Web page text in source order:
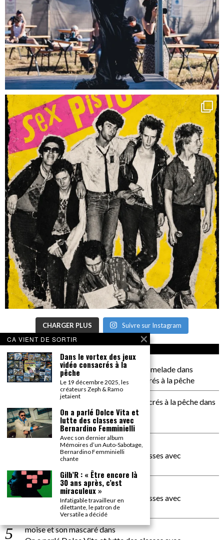
CHARGER PLUS Suivre sur Instagram
il a pas de genoux Messi comme P comeladedans
Dans le vortex des jeux vidéo consacrés à la pêche
Dans le vortex des jeux vidéos consacrés à la pêchedans
PACÔME THIELLEMENT
La séance d’Hip Gnose
dans
On a parlé Dolce Vita et lutte des classes avec
carte noire negra à l'o tiededans
On a parlé Dolce Vita et lutte des classes avec
Bernardino Femminielli
moise et son mascarédans
CA VIENT DE SORTIR
Dans le vortex des jeux
vidéo consacrés à la
pêche
Le 19 décembre 2025, les
créateurs Zeph & Ramo
jetaient
On a parlé Dolce Vita et
lutte des classes avec
Bernardino Femminielli
Avec son dernier album
Mémoires d’un Auto-Sabotage,
Bernardino Femminielli
chante
Gilb’R : « Être encore là
30 ans après, c’est
miraculeux »
Infatigable travailleur en
dilettante, le patron de
Versatile a décidé